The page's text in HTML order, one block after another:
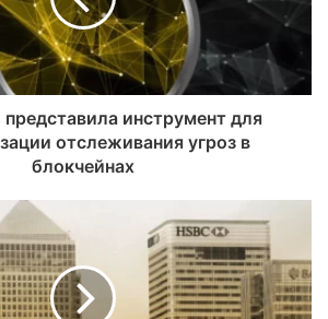
инструмент для
отслеживания угроз в
блокчейнах